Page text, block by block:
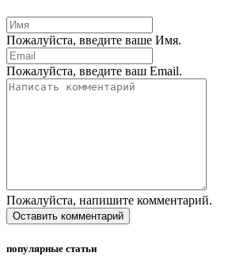
Пожалуйста, введите ваше Имя.
Пожалуйста, введите ваш Email.
Пожалуйста, напишите комментарий.
Оставить комментарий
популярные статьи